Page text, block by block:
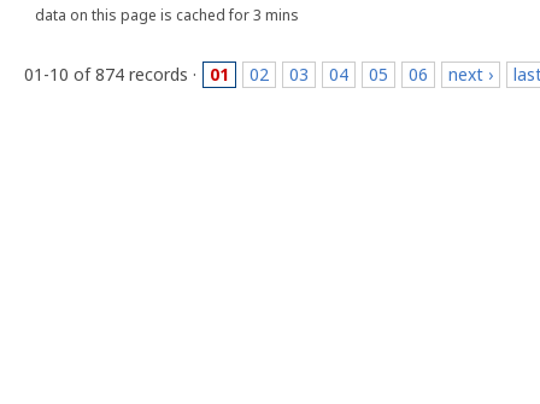
data on this page is cached for 3 mins
01-10 of 874 records · 01 02 03 04 05 06 next ›